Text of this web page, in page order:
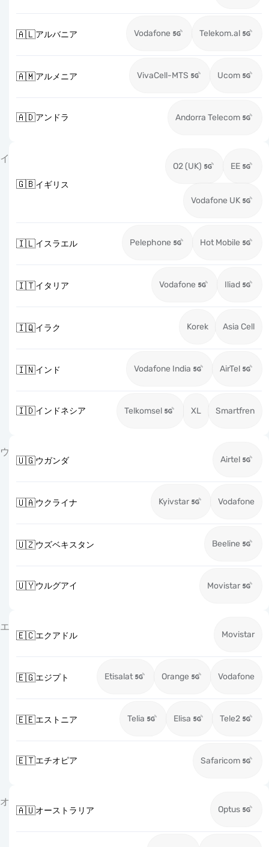
🇦🇱アルバニア Vodafone Telekom.al
🇦🇲アルメニア VivaCell-MTS Ucom
🇦🇩アンドラ Andorra Telecom
イ
🇬🇧イギリス
O2 (UK) EE
Vodafone UK
🇮🇱イスラエル Pelephone Hot Mobile
🇮🇹イタリア Vodafone Iliad
🇮🇶イラク Korek Asia Cell
🇮🇳インド Vodafone India AirTel
🇮🇩インドネシア Telkomsel XL Smartfren
ウ
🇺🇬ウガンダ Airtel
🇺🇦ウクライナ Kyivstar Vodafone
🇺🇿ウズベキスタン Beeline
🇺🇾ウルグアイ Movistar
エ
🇪🇨エクアドル Movistar
🇪🇬エジプト Etisalat Orange Vodafone
🇪🇪エストニア Telia Elisa Tele2
🇪🇹エチオピア Safaricom
オ
🇦🇺オーストラリア Optus